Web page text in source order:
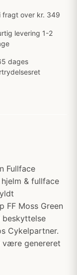
fragt over kr. 349
levering 1-2
dages
Fullface
& fullface
FF Moss Green
beskyttelse
Cykelpartner.
være genereret